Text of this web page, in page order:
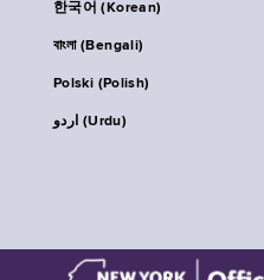
한국어 (Korean)
বাংলা (Bengali)
Polski (Polish)
اردو (Urdu)